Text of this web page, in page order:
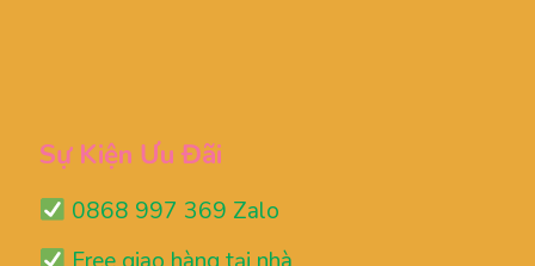
Sự Kiện Ưu Đãi
0868 997 369 Zalo